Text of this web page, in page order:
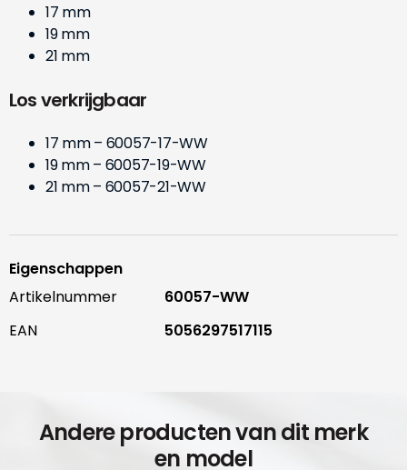
17 mm
19 mm
21 mm
Los verkrijgbaar
17 mm – 60057-17-WW
19 mm – 60057-19-WW
21 mm – 60057-21-WW
Eigenschappen
Artikelnummer
60057-WW
EAN
5056297517115
Andere producten van dit merk
en model